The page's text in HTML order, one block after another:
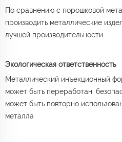
По сравнению с порошковой
производить металлические
лучшей производительности.
Экологическая ответственность
Металлический инъекционный
может быть переработан,
может быть повторно
металла